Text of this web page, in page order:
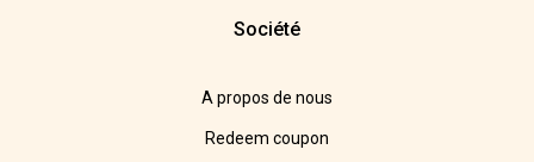
Société
A propos de nous
Redeem coupon